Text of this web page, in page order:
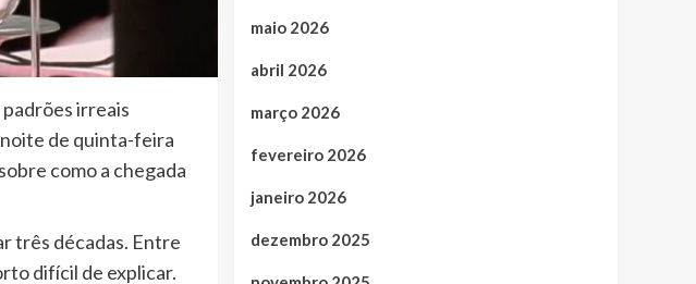
irreais
de quinta-feira
como a chegada
três décadas. Entre
difícil de explicar.
maio 2026
abril 2026
março 2026
fevereiro 2026
janeiro 2026
dezembro 2025